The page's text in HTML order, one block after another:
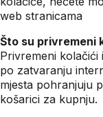
web stranicama
Što su privremeni
Privremeni kolačići
po zatvaranju
mjesta pohranjuju
košarici za kupnju.